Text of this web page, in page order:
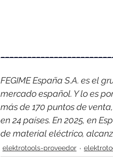
FEGIME España S.A. es el
mercado español. Y lo es
más de 170 puntos de
en 24 países. En 2025, en
de material eléctrico,
elektrotools-proveedor